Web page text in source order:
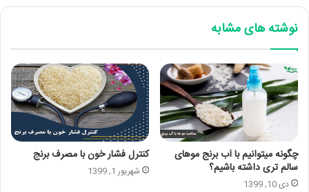
نوشته های مشابه
چگونه میتوانیم با آب برنج موهای
سالم تری داشته باشیم؟
دی 10, 1399
کنترل فشار خون با مصرف برنج
شهریور 1, 1399